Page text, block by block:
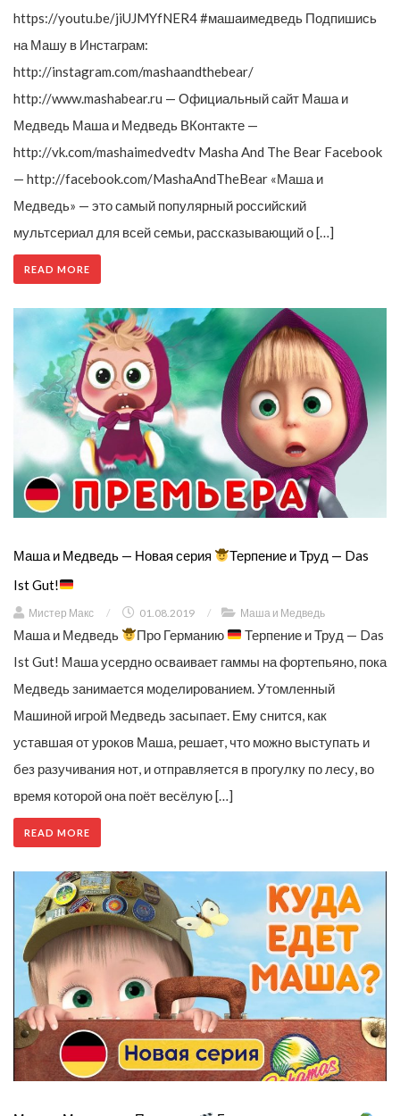
https://youtu.be/jiUJMYfNER4 #машаимедведь Подпишись
на Машу в Инстаграм:
http://instagram.com/mashaandthebear/
http://www.mashabear.ru — Официальный сайт Маша и
Медведь Маша и Медведь ВКонтакте —
http://vk.com/mashaimedvedtv Masha And The Bear Facebook
— http://facebook.com/MashaAndTheBear «Маша и
Медведь» — это самый популярный российский
мультсериал для всей семьи, рассказывающий о […]
READ MORE
Маша и Медведь — Новая серия
Терпение и Труд — Das
Ist Gut!
Мистер Макс / 01.08.2019 / Маша и Медведь
Маша и Медведь Про Германию
Терпение и Труд — Das
Ist Gut! Маша усердно осваивает гаммы на фортепьяно, пока
Медведь занимается моделированием. Утомленный
Машиной игрой Медведь засыпает. Ему снится, как
уставшая от уроков Маша, решает, что можно выступать и
без разучивания нот, и отправляется в прогулку по лесу, во
время которой она поёт весёлую […]
READ MORE